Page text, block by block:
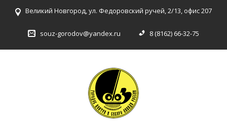
Великий Новгород, ул. Федоровский ручей, 2/13, офис 207
souz-gorodov@yandex.ru 8 (8162) 66-32-75